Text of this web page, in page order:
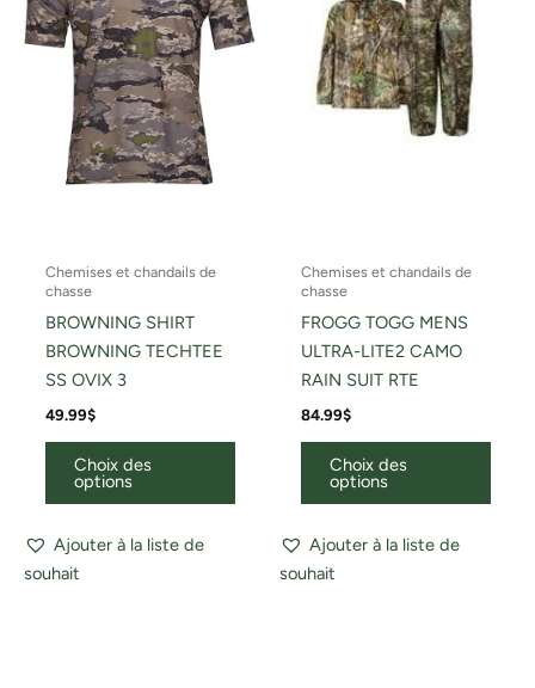
Chemises et chandails de
chasse
BROWNING SHIRT
BROWNING TECHTEE
SS OVIX 3
49.99$
Choix des
options
Les
options
Ajouter à la liste de
souhait
Chemises et chandails de
chasse
FROGG TOGG MENS
ULTRA-LITE2 CAMO
RAIN SUIT RTE
84.99$
Choix des
options
Ajouter à la liste de
souhait